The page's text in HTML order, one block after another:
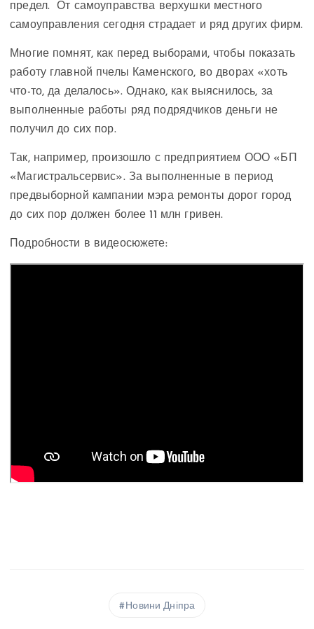
предел. От самоуправства верхушки местного
самоуправления сегодня страдает и ряд других фирм.
Многие помнят, как перед выборами, чтобы показать
работу главной пчелы Каменского, во дворах «хоть
что-то, да делалось». Однако, как выяснилось, за
выполненные работы ряд подрядчиков деньги не
получил до сих пор.
Так, например, произошло с предприятием ООО «БП
«Магистральсервис». За выполненные в период
предвыборной кампании мэра ремонты дорог город
до сих пор должен более 11 млн гривен.
Подробности в видеосюжете:
Новини Дніпра